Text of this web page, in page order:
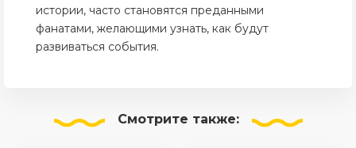
истории, часто становятся преданными
фанатами, желающими узнать, как будут
развиваться события.
Смотрите также: